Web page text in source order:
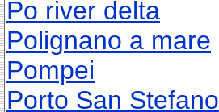
Po river delta
Polignano a mare
Pompei
Porto San Stefano